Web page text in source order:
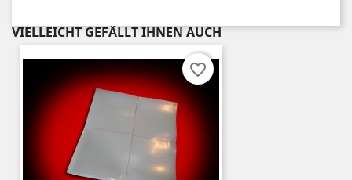
VIELLEICHT GEFÄLLT IHNEN AUCH
favorite_border